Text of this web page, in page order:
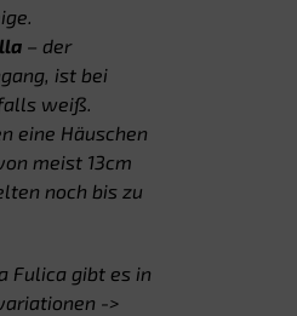
– der
ist bei
weiß.
eine Häuschen
meist 13cm
noch bis zu
Fulica gibt es in
->